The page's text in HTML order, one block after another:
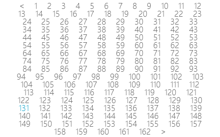
< 1 2 3 4 5 6 7 8 9 10 11 12
13 14 15 16 17 18 19 20 21 22 23
24 25 26 27 28 29 30 31 32 33
34 35 36 37 38 39 40 41 42 43
44 45 46 47 48 49 50 51 52 53
54 55 56 57 58 59 60 61 62 63
64 65 66 67 68 69 70 71 72 73
74 75 76 77 78 79 80 81 82 83
84 85 86 87 88 89 90 91 92 93
94 95 96 97 98 99 100 101 102 103
104 105 106 107 108 109 110 111 112
113 114 115 116 117 118 119 120 121
122 123 124 125 126 127 128 129 130
131 132 133 134 135 136 137 138 139
140 141 142 143 144 145 146 147 148
149 150 151 152 153 154 155 156 157
158 159 160 161 162 >